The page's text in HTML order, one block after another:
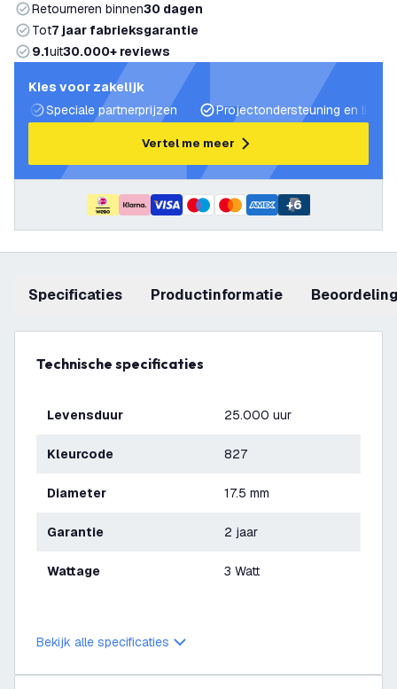
Retourneren binnen30 dagen
Tot7 jaar fabrieksgarantie
9.1uit30.000+ reviews
Kies voor zakelijk
Speciale partnerprijzen
Projectondersteuning en
Vertel me meer
+6
Specificaties productinformatie
Technische specificaties
Levensduur 25.000 uur
Kleurcode 827
Diameter 17.5 mm
Garantie 2 jaar
Wattage 3 Watt
Bekijk alle specificaties